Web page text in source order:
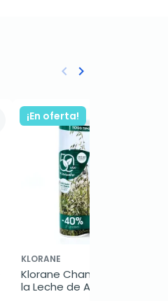
¡En oferta!
KLORANE
Klorane Champú Seco a
la Leche de Avena,
Anterior
keyboard_arrow_left Siguiente
keyboard_arrow_right